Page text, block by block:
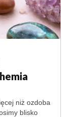
niż ozdoba
blisko